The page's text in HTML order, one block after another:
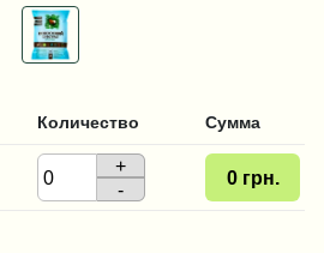
Количество Сумма
+
-
0 грн.